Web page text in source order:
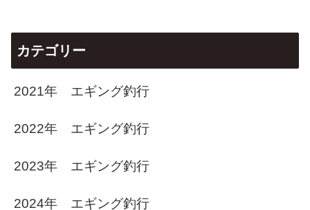
カテゴリー
2021年 エギング釣行
2022年 エギング釣行
2023年 エギング釣行
2024年 エギング釣行